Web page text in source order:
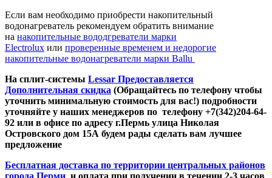
Если вам необходимо приобрести накопительный
водонагреватель рекомендуем обратить внимание
на накопительные вододгреватели марки
Electrolux или проверенные временем и недорогие
накопительные водонагреватели марки Ballu
На сплит-системы Lessar Предоставляется
Дополнительная скидка (Обращайтесь по телефону чтобы
уточнить минимальную стоимость для вас!) подробности
уточняйте у наших менеджеров по телефону +7(342)204-64-
92 или в офисе по адресу г.Пермь улица Николая
Островского дом 15А будем рады сделать вам лучшее
предложение
Бесплатная доставка по территории центральных районов
города Перми и оплата при получении в течении 2-3 часов